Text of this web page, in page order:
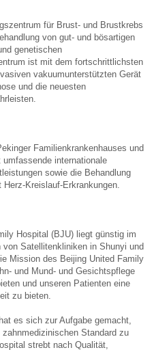
für Brust- und Brustkrebs
von gut- und bösartigen
genetischen
ist mit dem fortschrittlichsten
vakuumunterstützten Gerät
und die neuesten
Familienkrankenhauses und
internationale
sowie die Behandlung
Kreislauf-Erkrankungen.
Hospital (BJU) liegt günstig im
Satellitenkliniken in Shunyi und
Mission des Beijing United Family
und Mund- und Gesichtspflege
und unseren Patienten eine
zu bieten.
es sich zur Aufgabe gemacht,
Standard zu
strebt nach Qualität,